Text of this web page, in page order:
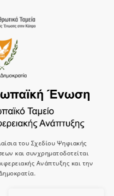
του Σχεδίου Ψηφιακής
και συνχρηματοδοτείται
Ανάπτυξης και την